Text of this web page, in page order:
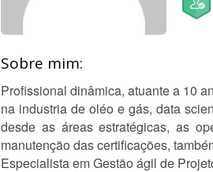
Sobre mim:
Profissional dinâmica, atuante a 10
na industria de oléo e gás, data
desde as áreas estratégicas, as
manutenção das certificações,
Especialista em Gestão ágil de